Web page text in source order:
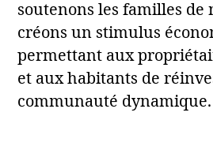
soutenons les familles de
créons un stimulus
permettant aux
et aux habitants de
communauté dynamique.